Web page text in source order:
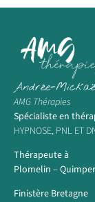
Andrée-
AMG Thérapies
Spécialiste en
HYPNOSE, PNL ET
Thérapeute à
Plomelin –
Finistère Bretagne